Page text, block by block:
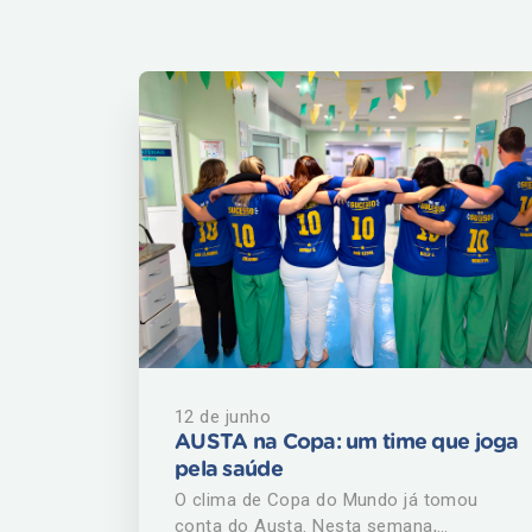
12 de junho
AUSTA na Copa: um time que joga
pela saúde
O clima de Copa do Mundo já tomou
conta do Austa. Nesta semana,